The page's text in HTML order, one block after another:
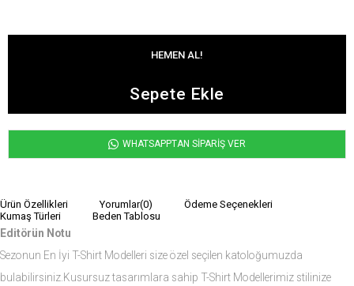
WHATSAPPTAN SİPARİŞ VER
Ürün Özellikleri Yorumlar(0)
Ödeme Seçenekleri
Kumaş Türleri
Beden Tablosu
Editörün Notu
Sezonun En İyi T-Shirt Modelleri size özel seçilen katoloğumuzda
bulabilirsiniz.Kusursuz tasarımlara sahip T-Shirt Modellerimiz stilinize